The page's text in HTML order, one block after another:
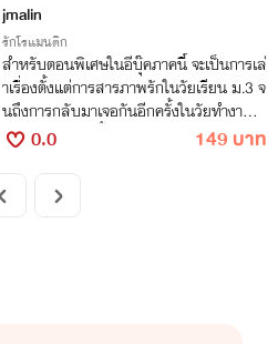
jmalin
รักโรแมนติก
สำหรับตอนพิเศษในอีบุ๊คภาคนี้ จะเป็นการเล่
าเรื่องตั้งแต่การสารภาพรักในวัยเรียน ม.3 จ
นถึงการกลับมาเจอกันอีกครั้งในวัยทำงาน มี
โมเม้นน่ารักเกิดขึ้นมากมายระหว่างทาง และ
มมองการเล่าเรื่องของพระเอกทั้งหมดค่ะ ฝ
0.0 149 บาท